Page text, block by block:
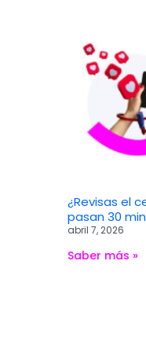
¿Revisas el
pasan 30
abril 7, 2026
Saber más »